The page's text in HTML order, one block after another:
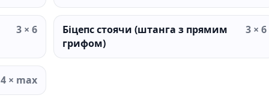
3 × 6
Біцепс стоячи (штанга з прямим
грифом)
3 × 6
4 × max